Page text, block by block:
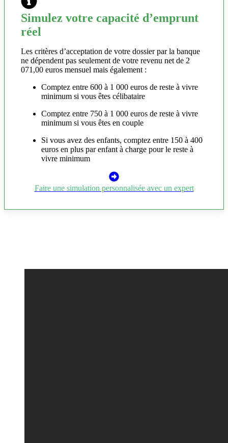
Simulez votre capacité d’emprunt
réel
Les critères d’acceptation de votre dossier par la banque
ne dépendent pas seulement de votre revenu net de 2
071,00 euros mensuel mais également :
Comptez entre 600 à 1 000 euros de reste à vivre
minimum si vous êtes célibataire
Comptez entre 750 à 1 000 euros de reste à vivre
minimum si vous êtes en couple
Si vous avez des enfants, comptez entre 150 à 400
euros en plus par enfant à charge pour le reste à
vivre minimum
Faire une simulation personnalisée avec un expert